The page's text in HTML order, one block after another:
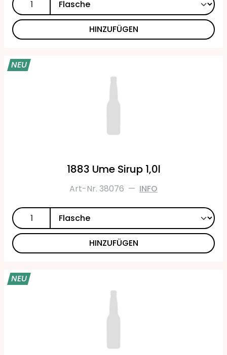
HINZUFÜGEN
NEU
1883 Ume Sirup 1,0l
Art-Nr. 38076 — INFO
HINZUFÜGEN
NEU